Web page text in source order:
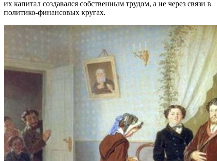
их капитал создавался собственным трудом, а не через связи в
политико-финансовых кругах.